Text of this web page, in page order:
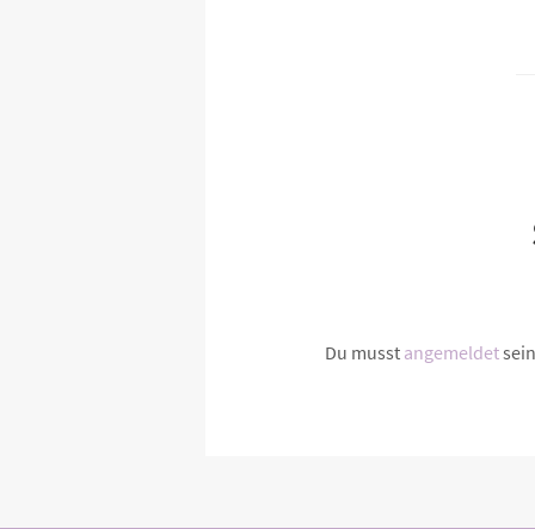
Du musst angemeldet